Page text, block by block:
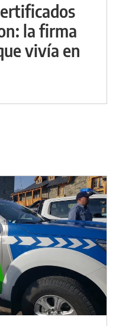
la firma
vivía en